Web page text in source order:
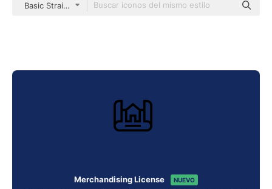
Basic Straight Lineal
Merchandising License NUEVO